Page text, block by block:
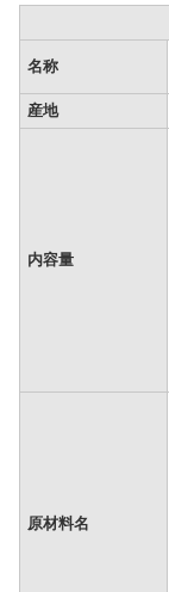
名称
産地
内容量
原材料名